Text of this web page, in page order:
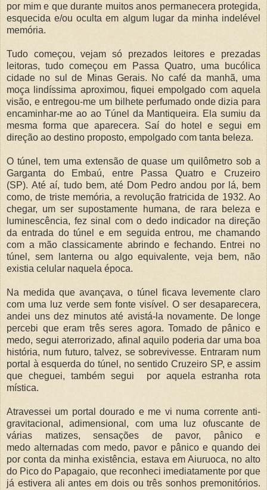
por mim e que durante muitos anos permanecera protegida,
esquecida e/ou oculta em algum lugar da minha indelével
memória.
Tudo começou, vejam só prezados leitores e prezadas
leitoras, tudo começou em Passa Quatro, uma bucólica
cidade no sul de Minas Gerais. No café da manhã, uma
moça lindíssima aproximou, fiquei empolgado com aquela
visão, e entregou-me um bilhete perfumado onde dizia para
encaminhar-me ao ao Túnel da Mantiqueira. Ela sumiu da
mesma forma que aparecera. Saí do hotel e segui em
direção ao destino proposto, empolgado com tanta beleza.
O túnel, tem uma extensão de quase um quilômetro sob a
Garganta do Embaú, entre Passa Quatro e Cruzeiro
(SP).Até aí, tudo bem, até Dom Pedro andou por lá, bem
como, de triste memória, a revolução fratricida de 1932. Ao
chegar, um ser supostamente humana, de rara beleza e
luminescência, fez sinal com o dedo indicador na direção
da entrada do túnel e em seguida entrou, me chamando
com a mão classicamente abrindo e fechando. Entrei no
túnel, sem lanterna ou algo equivalente, veja bem, não
existia celular naquela época.
Na medida que avançava, o túnel ficava levemente claro
com uma luz verde sem fonte visível. O ser desaparecera,
andei uns dez minutos até avistá-la novamente. De longe
percebi que eram três seres agora. Tomado de pânico e
medo, segui aterrorizado, afinal aquilo poderia dar uma boa
história, num futuro, talvez, se sobrevivesse. Entraram num
portal à esquerda do túnel, no sentido Cruzeiro SP, e assim
que cheguei, também segui por aquela estranha rota
mística.
Atravessei um portal dourado e me vi numa corrente anti-
gravitacional, adimensional, com uma luz ofuscante de
várias matizes, sensações de pavor, pânico e
medo alternadas com medo, pavor e pânico e quando dei
por conta da minha existência, estava em Aiuruoca, no alto
do Pico do Papagaio, que reconheci imediatamente por que
já estivera ali antes em dois ou três sonhos premonitórios.